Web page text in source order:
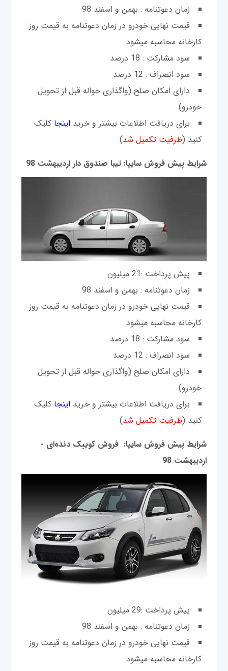
زمان دعوتنامه : بهمن و اسفند 98
قیمت نهایی خودرو در زمان دعوتنامه به قیمت روز
کارخانه محاسبه میشود.
سود مشارکت : 18 درصد
سود انصراف : 12 درصد
دارای امکان صلح (واگذاری حواله قبل از تحویل
خودرو)
برای دریافت اطلاعات بیشتر و خریداینجاکلیک
کنید (ظرفیت تکمیل شد)
شرایط پیش فروش سایپا: تیبا صندوق دار اردیبهشت 98
پیش پرداخت :21 میلیون
زمان دعوتنامه : بهمن و اسفند 98
قیمت نهایی خودرو در زمان دعوتنامه به قیمت روز
کارخانه محاسبه میشود.
سود مشارکت : 18 درصد
سود انصراف : 12 درصد
دارای امکان صلح (واگذاری حواله قبل از تحویل
خودرو)
برای دریافت اطلاعات بیشتر و خریداینجاکلیک
کنید (ظرفیت تکمیل شد)
شرایط پیش فروش سایپا: فروش کوییک دنده‌ای -
اردیبهشت 98
پیش پرداخت :29 میلیون
زمان دعوتنامه : بهمن و اسفند 98
قیمت نهایی خودرو در زمان دعوتنامه به قیمت روز
کارخانه محاسبه میشود.